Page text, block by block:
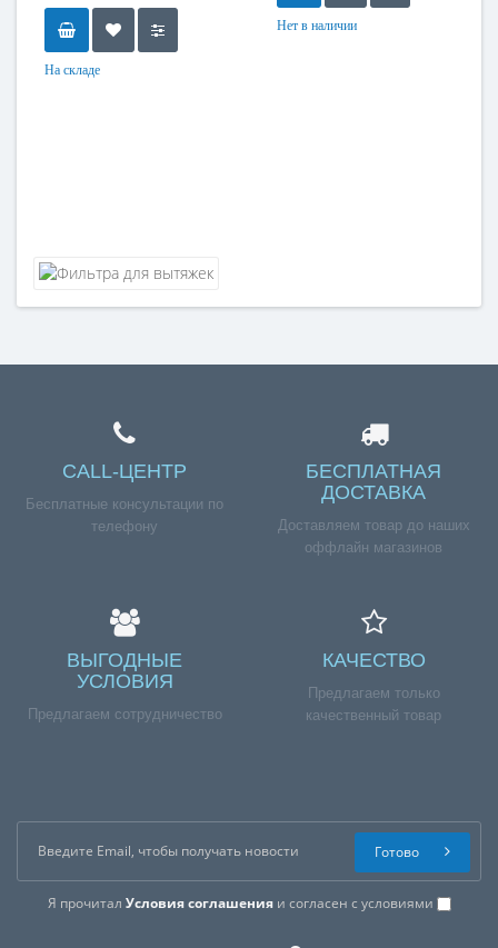
На складе
Нет в наличии
CALL-ЦЕНТР
Бесплатные консультации по
телефону
БЕСПЛАТНАЯ
ДОСТАВКА
Доставляем товар до наших
оффлайн магазинов
ВЫГОДНЫЕ
УСЛОВИЯ
Предлагаем сотрудничество
КАЧЕСТВО
Предлагаем только
качественный товар
Я прочитал Условия соглашенияи согласен с условиями
Готово